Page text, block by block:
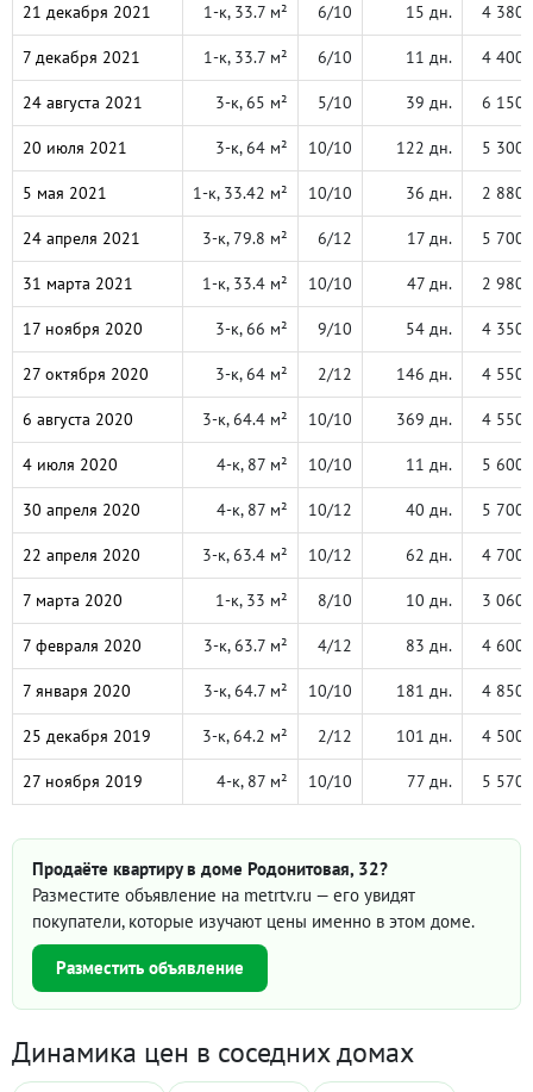
21 декабря 2021 1-к, 33.7 м² 6/10 15 дн. 4 380
7 декабря 2021 1-к, 33.7 м² 6/10 11 дн. 4 400
24 августа 2021 3-к, 65 м² 5/10 39 дн. 6 150
20 июля 2021 3-к, 64 м² 10/10 122 дн. 5 300
5 мая 2021 1-к, 33.42 м² 10/10 36 дн. 2 880
24 апреля 2021 3-к, 79.8 м² 6/12 17 дн. 5 700
31 марта 2021 1-к, 33.4 м² 10/10 47 дн. 2 980
17 ноября 2020 3-к, 66 м² 9/10 54 дн. 4 350
27 октября 2020 3-к, 64 м² 2/12 146 дн. 4 550
6 августа 2020 3-к, 64.4 м² 10/10 369 дн. 4 550
4 июля 2020 4-к, 87 м² 10/10 11 дн. 5 600
30 апреля 2020 4-к, 87 м² 10/12 40 дн. 5 700
22 апреля 2020 3-к, 63.4 м² 10/12 62 дн. 4 700
7 марта 2020 1-к, 33 м² 8/10 10 дн. 3 060
7 февраля 2020 3-к, 63.7 м² 4/12 83 дн. 4 600
7 января 2020 3-к, 64.7 м² 10/10 181 дн. 4 850
25 декабря 2019 3-к, 64.2 м² 2/12 101 дн. 4 500
27 ноября 2019 4-к, 87 м² 10/10 77 дн. 5 570
Продаёте квартиру в доме Родонитовая, 32?
Разместите объявление на metrtv.ru — его увидят
покупатели, которые изучают цены именно в этом доме.
Разместить объявление
Динамика цен в соседних домах